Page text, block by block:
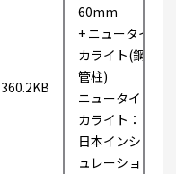
360.2KB
60mm
+ ニュータイ
カライト(鋼
管柱)
ニュータイ
カライト：
日本インシ
ュレーショ